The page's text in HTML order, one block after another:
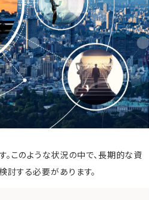
このような状況の中で、長期的な資
討する必要があります。